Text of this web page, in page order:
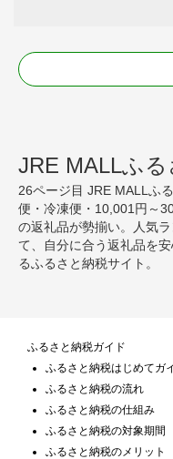
JRE MALLふ
26ページ目 JRE MALLふ
便・冷凍便・10,001円～
の返礼品が勢揃い。人気
て、自分に合う返礼品を
るふるさと納税サイト。
ふるさと納税ガイド
ふるさと納税はじめてガ
ふるさと納税の流れ
ふるさと納税の仕組み
ふるさと納税の対象期間
ふるさと納税のメリット